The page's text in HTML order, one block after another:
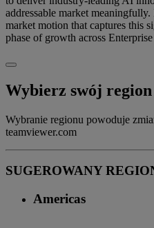
addressable market
market motion that captures this
phase of growth across
Wybierz swój region
Wybranie regionu powoduje
teamviewer.com
SUGEROWANY
Americas